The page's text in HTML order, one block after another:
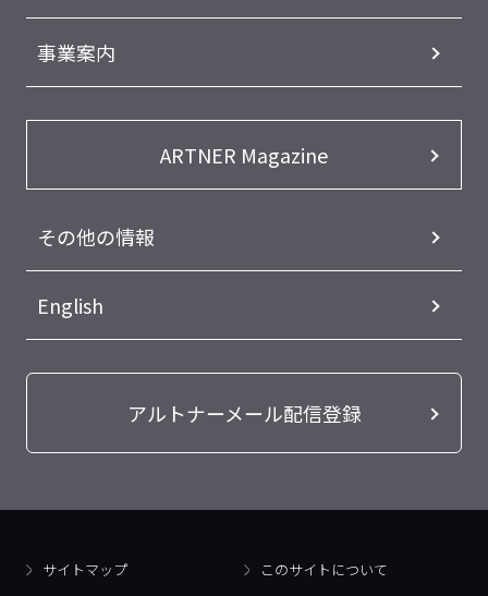
事業案内
ARTNER Magazine
その他の情報
English
アルトナーメール配信登録
サイトマップ このサイトについて